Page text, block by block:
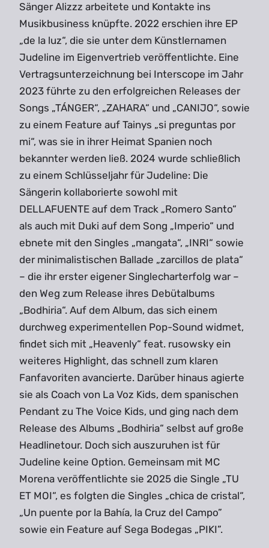
Sänger Alizzz arbeitete und Kontakte ins
Musikbusiness knüpfte. 2022 erschien ihre EP
„de la luz“, die sie unter dem Künstlernamen
Judeline im Eigenvertrieb veröffentlichte. Eine
Vertragsunterzeichnung bei Interscope im Jahr
2023 führte zu den erfolgreichen Releases der
Songs „TÁNGER“, „ZAHARA“ und „CANIJO“, sowie
zu einem Feature auf Tainys „si preguntas por
mi“, was sie in ihrer Heimat Spanien noch
bekannter werden ließ. 2024 wurde schließlich
zu einem Schlüsseljahr für Judeline: Die
Sängerin kollaborierte sowohl mit
DELLAFUENTE auf dem Track „Romero Santo“
als auch mit Duki auf dem Song „Imperio“ und
ebnete mit den Singles „mangata“, „INRI“ sowie
der minimalistischen Ballade „zarcillos de plata“
– die ihr erster eigener Singlecharterfolg war –
den Weg zum Release ihres Debütalbums
„Bodhiria“. Auf dem Album, das sich einem
durchweg experimentellen Pop-Sound widmet,
findet sich mit „Heavenly“ feat. rusowsky ein
weiteres Highlight, das schnell zum klaren
Fanfavoriten avancierte. Darüber hinaus agierte
sie als Coach von La Voz Kids, dem spanischen
Pendant zu The Voice Kids, und ging nach dem
Release des Albums „Bodhiria“ selbst auf große
Headlinetour. Doch sich auszuruhen ist für
Judeline keine Option. Gemeinsam mit MC
Morena veröffentlichte sie 2025 die Single „TU
ET MOI“, es folgten die Singles „chica de cristal“,
„Un puente por la Bahía, la Cruz del Campo”
sowie ein Feature auf Sega Bodegas „PIKI”.